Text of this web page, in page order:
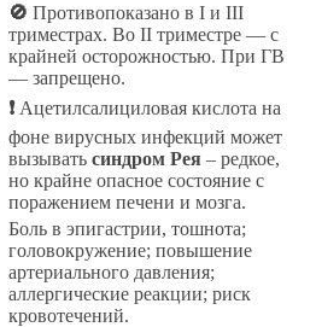
🚫 Противопоказано в I и III
триместрах. Во II триместре — с
крайней осторожностью. При ГВ
— запрещено.
❗Ацетилсалициловая кислота на
фоне вирусных инфекций может
вызывать синдром Рея – редкое,
но крайне опасное состояние с
поражением печени и мозга.
Боль в эпигастрии, тошнота;
головокружение; повышение
артериального давления;
аллергические реакции; риск
кровотечений.